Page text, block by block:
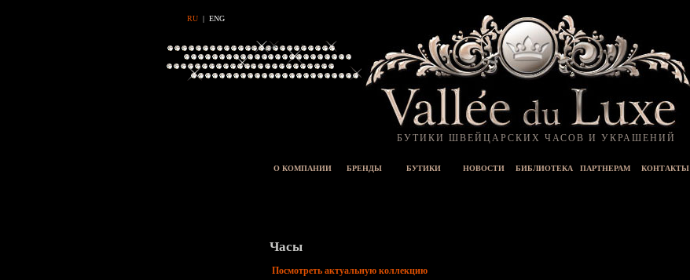
RU| ENG
БУТИКИ ШВЕЙЦАРСКИХ ЧАСОВ И УКРАШЕНИЙ
О КОМПАНИИ БРЕНДЫ БУТИКИ НОВОСТИ БИБЛИОТЕКА ПАРТНЕРАМ КОНТАКТЫ
Часы
Посмотреть актуальную коллекцию